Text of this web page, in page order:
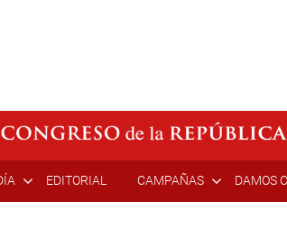
EDITORIAL CAMPAÑAS DAMOS